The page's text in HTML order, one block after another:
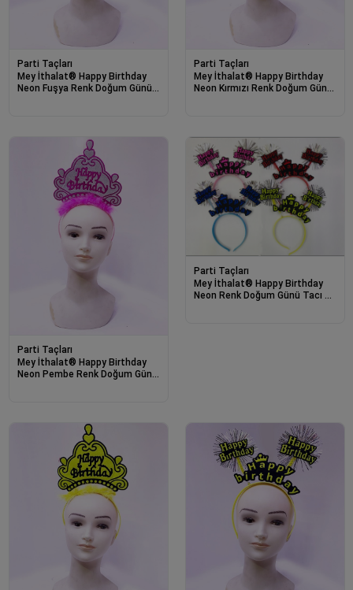
Parti Taçları
Mey İthalat® Happy Birthday
Neon Fuşya Renk Doğum Günü
Parti Taçları
Mey İthalat® Happy Birthday
Neon Kırmızı Renk Doğum Günü
Parti Taçları
Mey İthalat® Happy Birthday
Neon Pembe Renk Doğum Günü
Parti Taçları
Mey İthalat® Happy Birthday
Neon Renk Doğum Günü Tacı 12